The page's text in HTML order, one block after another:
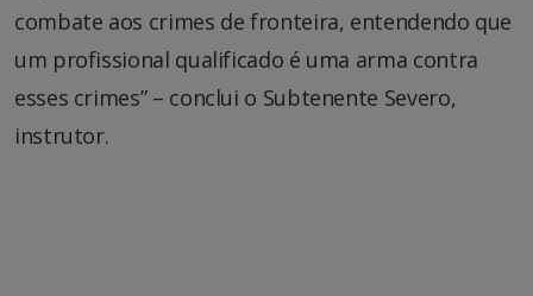
combate aos crimes de fronteira, entendendo que
um profissional qualificado é uma arma contra
esses crimes” – conclui o Subtenente Severo,
instrutor.